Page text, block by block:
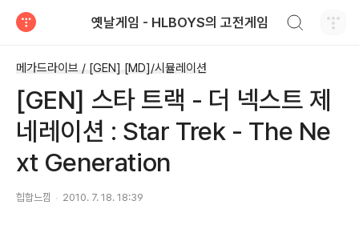
옛날게임 - HLBOYS의 고전게임
메가드라이브 / [GEN] [MD]/시뮬레이션
[GEN] 스타 트랙 - 더 넥스트 제
네레이션 : Star Trek - The Ne
xt Generation
힙합느낌 2010. 7. 18. 18:39